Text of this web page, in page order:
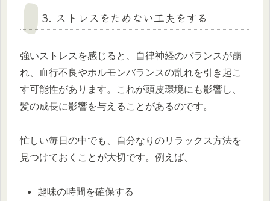
3. ストレスをためない工夫をする
強いストレスを感じると、自律神経のバランスが崩
れ、血行不良やホルモンバランスの乱れを引き起こ
す可能性があります。これが頭皮環境にも影響し、
髪の成長に影響を与えることがあるのです。
忙しい毎日の中でも、自分なりのリラックス方法を
見つけておくことが大切です。例えば、
趣味の時間を確保する